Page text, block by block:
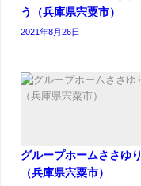
う（兵庫県宍粟市）
2021年8月26日
グループホームささゆり
（兵庫県宍粟市）